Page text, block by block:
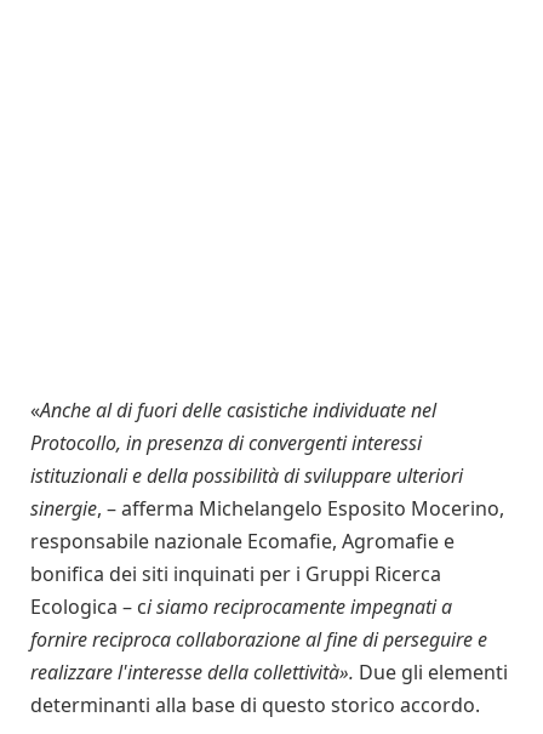
«Anche al di fuori delle casistiche individuate nel
Protocollo, in presenza di convergenti interessi
istituzionali e della possibilità di sviluppare ulteriori
sinergie, – afferma Michelangelo Esposito Mocerino,
responsabile nazionale Ecomafie, Agromafie e
bonifica dei siti inquinati per i Gruppi Ricerca
Ecologica – ci siamo reciprocamente impegnati a
fornire reciproca collaborazione al fine di perseguire e
realizzare l'interesse della collettività». Due gli elementi
determinanti alla base di questo storico accordo.